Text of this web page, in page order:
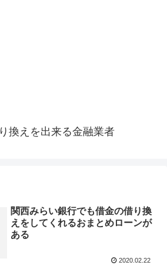
換えを出来る金融業者
関西みらい銀行でも借金の借り換
えをしてくれるおまとめローンが
ある
2020.02.22